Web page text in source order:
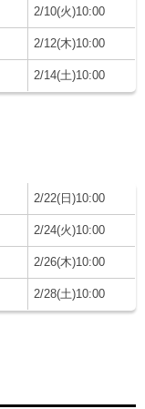
2/10(火)10:00
2/12(木)10:00
2/14(土)10:00
2/22(日)10:00
2/24(火)10:00
2/26(木)10:00
2/28(土)10:00